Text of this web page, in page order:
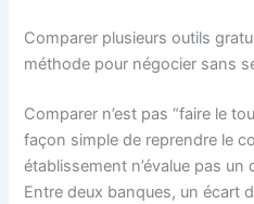
Comparer plusieurs outils
méthode pour négocier sans
Comparer n’est pas “faire le
façon simple de reprendre le
établissement n’évalue pas
Entre deux banques, un écart